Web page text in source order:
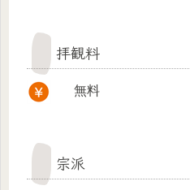
拝観料
無料
宗派